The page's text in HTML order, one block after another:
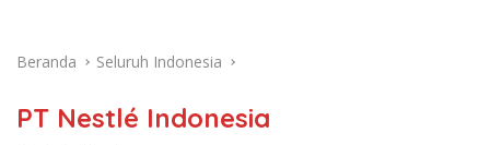
Beranda Seluruh Indonesia
PT Nestlé Indonesia